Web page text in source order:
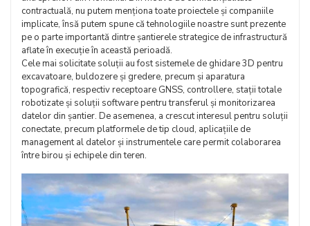
contractuală, nu putem menționa toate proiectele și companiile
implicate, însă putem spune că tehnologiile noastre sunt prezente
pe o parte importantă dintre șantierele strategice de infrastructură
aflate în execuție în această perioadă.
Cele mai solicitate soluții au fost sistemele de ghidare 3D pentru
excavatoare, buldozere și gredere, precum și aparatura
topografică, respectiv receptoare GNSS, controllere, stații totale
robotizate și soluții software pentru transferul și monitorizarea
datelor din șantier. De asemenea, a crescut interesul pentru soluții
conectate, precum platformele de tip cloud, aplicațiile de
management al datelor și instrumentele care permit colaborarea
între birou și echipele din teren.